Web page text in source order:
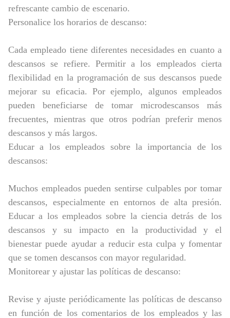
refrescante cambio de escenario.
Personalice los horarios de descanso:
Cada empleado tiene diferentes necesidades en cuanto a
descansos se refiere. Permitir a los empleados cierta
flexibilidad en la programación de sus descansos puede
mejorar su eficacia. Por ejemplo, algunos empleados
pueden beneficiarse de tomar microdescansos más
frecuentes, mientras que otros podrían preferir menos
descansos y más largos.
Educar a los empleados sobre la importancia de los
descansos:
Muchos empleados pueden sentirse culpables por tomar
descansos, especialmente en entornos de alta presión.
Educar a los empleados sobre la ciencia detrás de los
descansos y su impacto en la productividad y el
bienestar puede ayudar a reducir esta culpa y fomentar
que se tomen descansos con mayor regularidad.
Monitorear y ajustar las políticas de descanso:
Revise y ajuste periódicamente las políticas de descanso
en función de los comentarios de los empleados y las